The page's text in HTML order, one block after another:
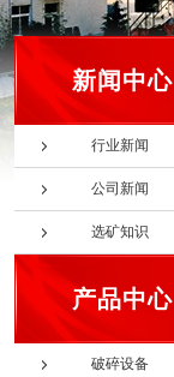
新闻中心
行业新闻
公司新闻
选矿知识
产品中心
破碎设备